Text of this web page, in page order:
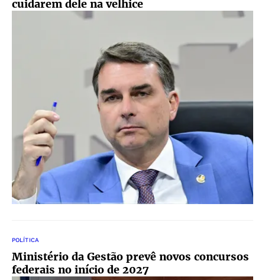
cuidarem dele na velhice
POLÍTICA
Ministério da Gestão prevê novos concursos
federais no início de 2027